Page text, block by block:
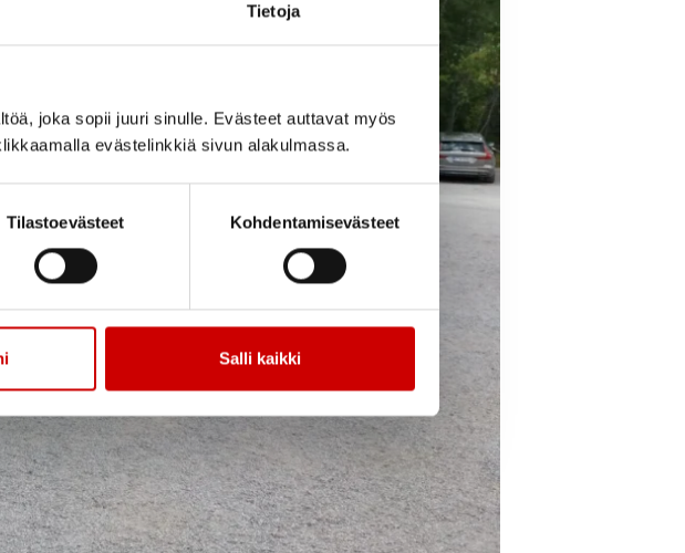
Tietoja
joka sopii juuri sinulle. Evästeet auttavat myös
evästelinkkiä sivun alakulmassa.
Tilastoevästeet Kohdentamisevästeet
Salli kaikki